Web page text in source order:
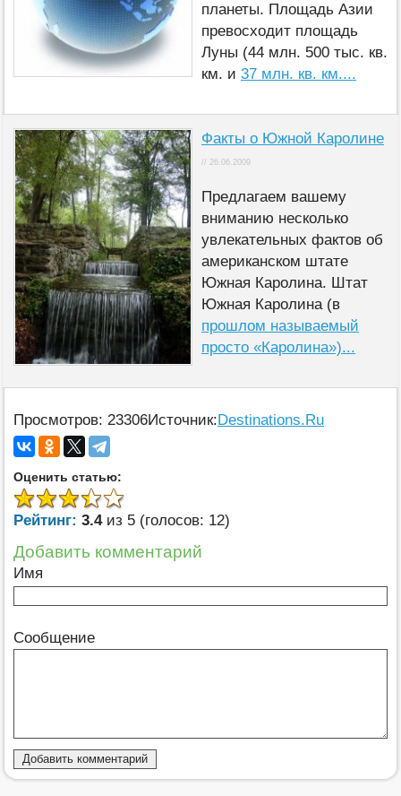
планеты. Площадь Азии
превосходит площадь
Луны (44 млн. 500 тыс. кв.
км. и 37 млн. кв. км....
Факты о Южной Каролине
// 26.06.2009
Предлагаем вашему
вниманию несколько
увлекательных фактов об
американском штате
Южная Каролина. Штат
Южная Каролина (в
прошлом называемый
просто «Каролина»)...
Просмотров: 23306Источник:Destinations.Ru
Оценить статью:
Рейтинг: 3.4из 5 (голосов: 12)
Добавить комментарий
Имя
Сообщение